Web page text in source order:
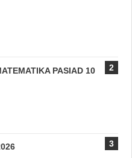
PASIAD 10